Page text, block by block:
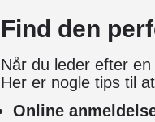
Find den
Når du leder efter
Her er nogle tips til
Online